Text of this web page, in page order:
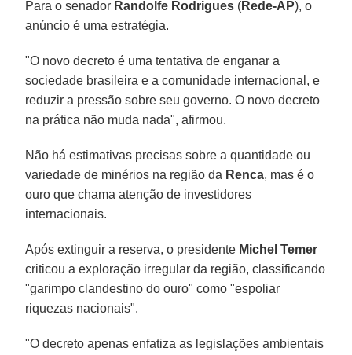
Para o senador Randolfe Rodrigues (Rede-AP), o
anúncio é uma estratégia.
"O novo decreto é uma tentativa de enganar a
sociedade brasileira e a comunidade internacional, e
reduzir a pressão sobre seu governo. O novo decreto
na prática não muda nada", afirmou.
Não há estimativas precisas sobre a quantidade ou
variedade de minérios na região da Renca, mas é o
ouro que chama atenção de investidores
internacionais.
Após extinguir a reserva, o presidente Michel Temer
criticou a exploração irregular da região, classificando
"garimpo clandestino do ouro" como "espoliar
riquezas nacionais".
"O decreto apenas enfatiza as legislações ambientais